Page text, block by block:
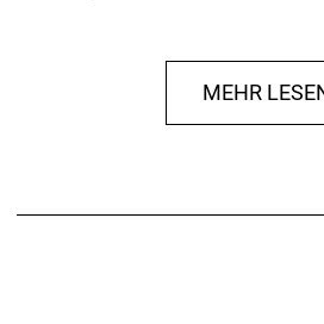
Loch-Platte separat erhältlich)
- Fasergehalt (Liner): 100%
MEHR